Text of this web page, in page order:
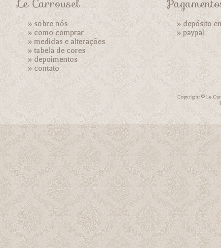
Le Carrousel
» sobre nós
»como comprar
»medidas e alterações
»tabela de cores
»depoimentos
»contato
» depósito
»paypal
Copyright © Le